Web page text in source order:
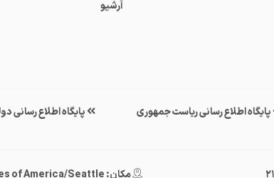
آرشیو
پایگاه اطلاع رسانی ریاست جمهوری پایگاه اطلاع رسانی
مکان: United States of America/Seattle